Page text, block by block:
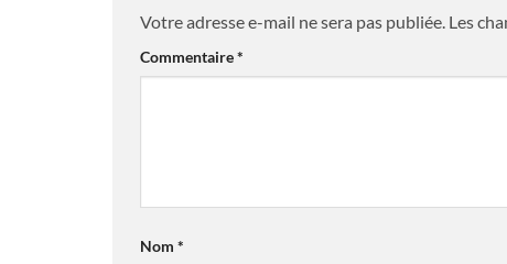
Votre adresse e-mail ne sera pas publiée. Les
Commentaire*
Nom *